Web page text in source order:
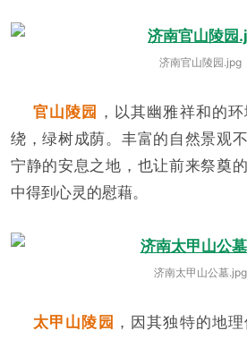
济南官山陵园.jpg
官山陵园 ，以其幽雅祥和的
绕，绿树成荫。丰富的自然景观
宁静的安息之地，也让前来祭奠
中得到心灵的慰藉。
济南太甲山公墓.jpg
太甲山陵园 ，因其独特的地